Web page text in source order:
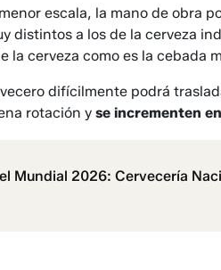
escala, la mano de obra
distintos a los de la cerveza
la cerveza como es la cebada
difícilmente podrá
rotación y se incrementen
Mundial 2026: Cervecería